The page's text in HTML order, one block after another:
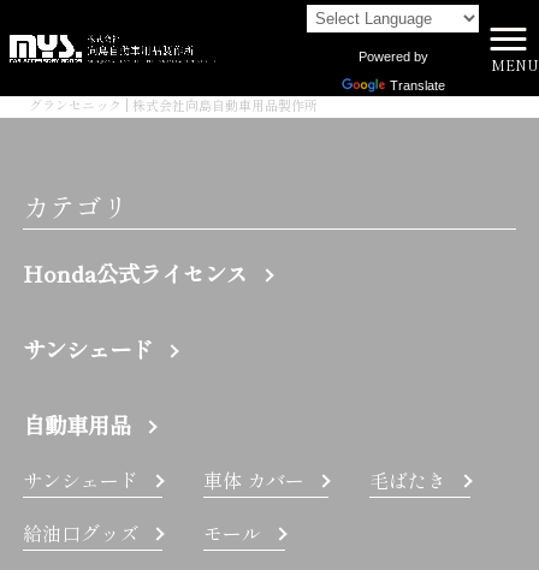
Powered by
Translate
MENU
グランセニック | 株式会社向島自動車用品製作所
カテゴリ
Honda公式ライセンス
サンシェード
自動車用品
サンシェード 車体 カバー
毛ばたき
給油口グッズ
モール